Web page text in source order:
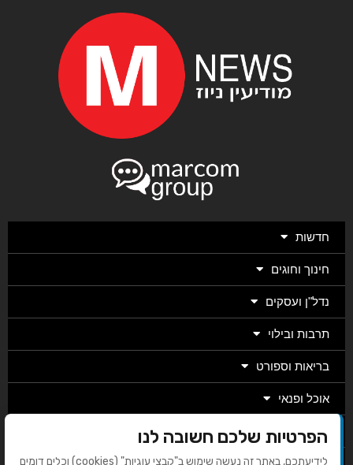
חדשות
חינוך וחוגים
נדל"ן ועסקים
תרבות ובילוי
בריאות וספורט
אוכל ופנאי
מגזין
הפרטיות שלכם חשובה לנו
לידיעתכם, באתר זה נעשה שימוש ב"קבצי עוגיות" (cookies) וכלים דומים